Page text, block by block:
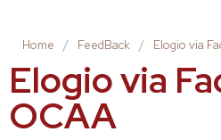
Home / FeedBack / Elogio via
Elogio via
OCAA